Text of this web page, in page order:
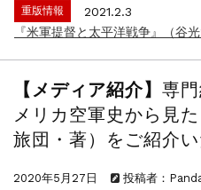
重版情報
2021.2.3
『米軍提督と太平洋戦争』（谷
重版情報
2020.12.18
『日本陸海軍はなぜロジスティ
重版情報
2020.12.18
重版情報
2021.3.25
【メディア紹介】 専
メリカ空軍史から見
旅団・著）をご紹介
2020年5月27日
投稿者：